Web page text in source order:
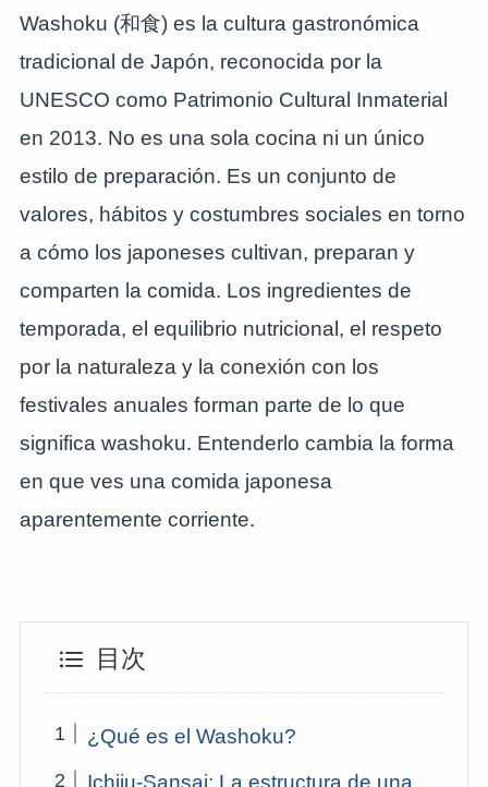
Washoku (和食) es la cultura gastronómica
tradicional de Japón, reconocida por la
UNESCO como Patrimonio Cultural Inmaterial
en 2013. No es una sola cocina ni un único
estilo de preparación. Es un conjunto de
valores, hábitos y costumbres sociales en torno
a cómo los japoneses cultivan, preparan y
comparten la comida. Los ingredientes de
temporada, el equilibrio nutricional, el respeto
por la naturaleza y la conexión con los
festivales anuales forman parte de lo que
significa washoku. Entenderlo cambia la forma
en que ves una comida japonesa
aparentemente corriente.
目次
¿Qué es el Washoku?
Ichiju-Sansai: La estructura de una